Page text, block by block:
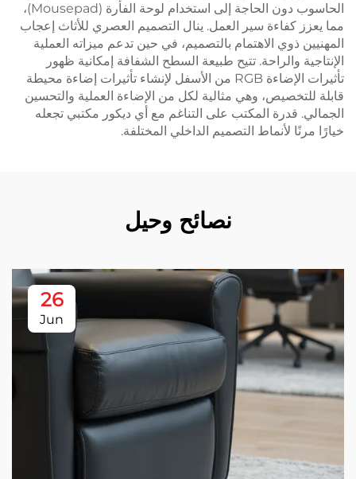
الحاسوب دون الحاجة إلى استخدام لوحة الفأرة (Mousepad)،
مما يعزز كفاءة سير العمل. ينال التصميم العصري للأثاث إعجاب
المهنيين ذوي الاهتمام بالتصميم، في حين تدعم ميزاته العملية
الإنتاجية والراحة. تتيح طبيعة السطح الشفافة إمكانية ظهور
تأثيرات الإضاءة RGB من الأسفل لإنشاء تأثيرات إضاءة محيطة
قابلة للتخصيص، وهي مثالية لكل من الإضاءة العملية والتحسين
الجمالي. قدرة المكتب على التناغم مع أي ديكور مكتبي تجعله
خيارًا مرنًا لأنماط التصميم الداخلي المختلفة.
نصائح وحيل
26
Jun